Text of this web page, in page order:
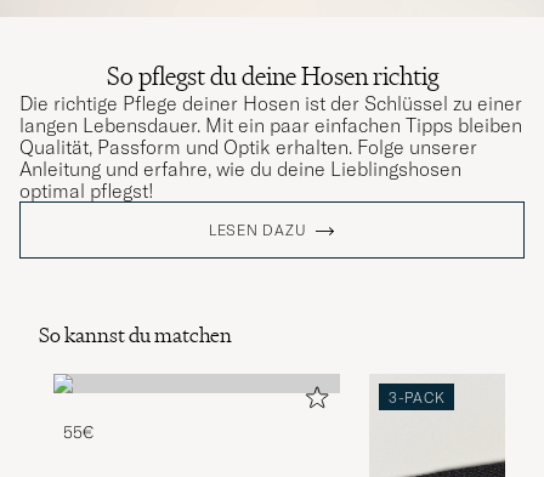
So pflegst du deine Hosen richtig
Die richtige Pflege deiner Hosen ist der Schlüssel zu einer
langen Lebensdauer. Mit ein paar einfachen Tipps bleiben
Qualität, Passform und Optik erhalten. Folge unserer
Anleitung und erfahre, wie du deine Lieblingshosen
optimal pflegst!
LESEN DAZU
So kannst du matchen
55€
3-PACK